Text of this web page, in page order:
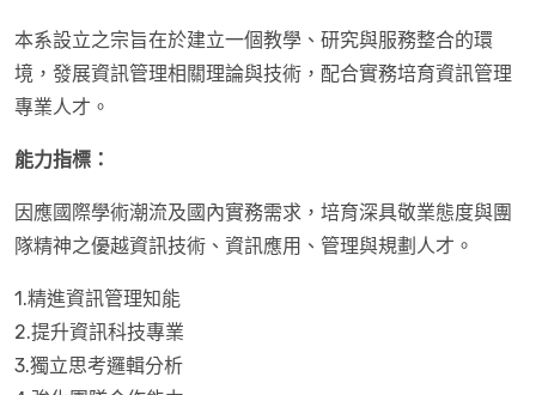
本系設立之宗旨在於建立一個教學、研究與服務整合的環
境，發展資訊管理相關理論與技術，配合實務培育資訊管理
專業人才。
能力指標：
因應國際學術潮流及國內實務需求，培育深具敬業態度與團
隊精神之優越資訊技術、資訊應用、管理與規劃人才。
1.精進資訊管理知能
2.提升資訊科技專業
3.獨立思考邏輯分析